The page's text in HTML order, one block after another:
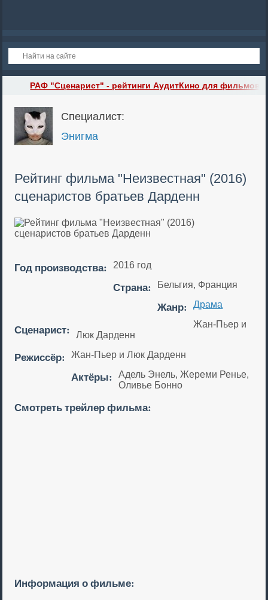
РАФ "Сценарист" - рейтинги АудитКино для фильмов
Специалист:
Энигма
Рейтинг фильма "Неизвестная" (2016)
сценаристов братьев Дарденн
Год производства: 2016 год
Страна: Бельгия, Франция
Жанр: Драма
Сценарист:
Жан-Пьер и
Люк Дарденн
Режиссёр: Жан-Пьер и Люк Дарденн
Актёры:
Адель Энель, Жереми Ренье,
Оливье Бонно
Смотреть трейлер фильма:
Информация о фильме: